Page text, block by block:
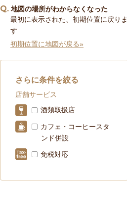
Q 地図の場所がわからなくなった
最初に表示された、初期位置に戻りま
す
初期位置に地図が戻る»
さらに条件を絞る
店舗サービス
酒類取扱店
カフェ・コーヒースタ
ンド併設
免税対応